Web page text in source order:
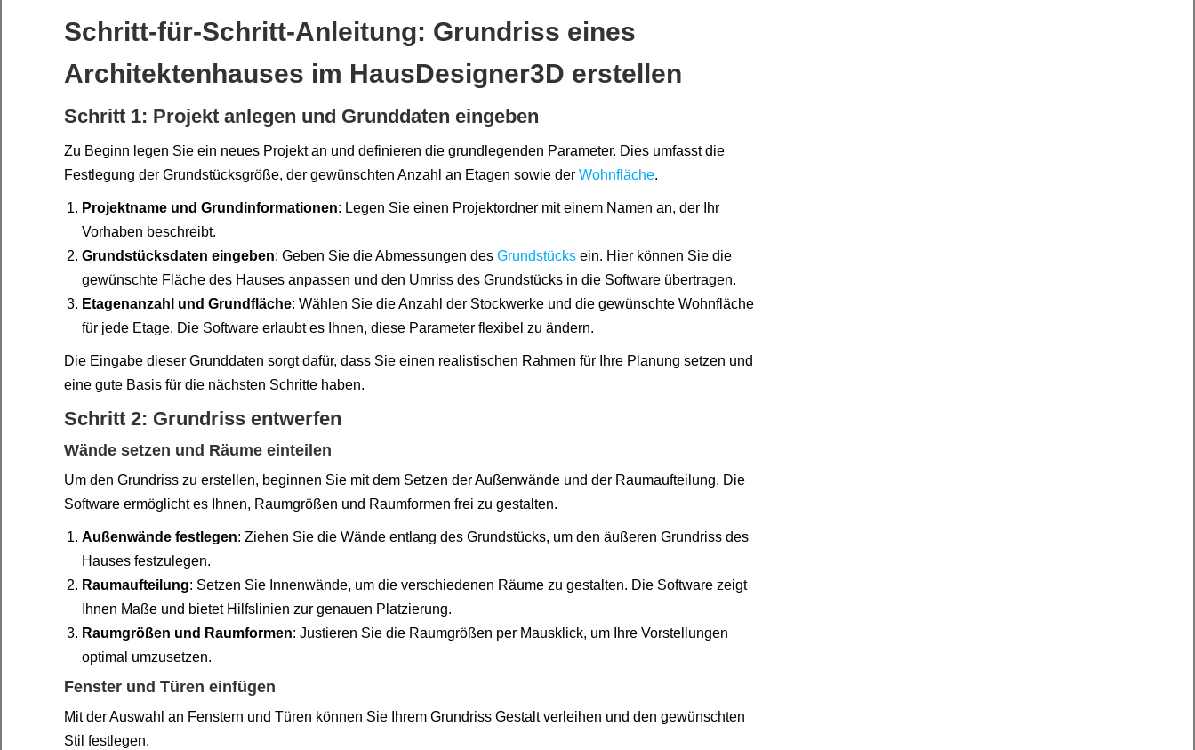
Schritt-für-Schritt-Anleitung: Grundriss eines
Architektenhauses im HausDesigner3D erstellen
Schritt 1: Projekt anlegen und Grunddaten eingeben
Zu Beginn legen Sie ein neues Projekt an und definieren die grundlegenden Parameter. Dies umfasst die
Festlegung der Grundstücksgröße, der gewünschten Anzahl an Etagen sowie der Wohnfläche.
Projektname und Grundinformationen: Legen Sie einen Projektordner mit einem Namen an, der Ihr
Vorhaben beschreibt.
Grundstücksdaten eingeben: Geben Sie die Abmessungen des Grundstücks ein. Hier können Sie die
gewünschte Fläche des Hauses anpassen und den Umriss des Grundstücks in die Software übertragen.
Etagenanzahl und Grundfläche: Wählen Sie die Anzahl der Stockwerke und die gewünschte Wohnfläche
für jede Etage. Die Software erlaubt es Ihnen, diese Parameter flexibel zu ändern.
Die Eingabe dieser Grunddaten sorgt dafür, dass Sie einen realistischen Rahmen für Ihre Planung setzen und
eine gute Basis für die nächsten Schritte haben.
Schritt 2: Grundriss entwerfen
Wände setzen und Räume einteilen
Um den Grundriss zu erstellen, beginnen Sie mit dem Setzen der Außenwände und der Raumaufteilung. Die
Software ermöglicht es Ihnen, Raumgrößen und Raumformen frei zu gestalten.
Außenwände festlegen: Ziehen Sie die Wände entlang des Grundstücks, um den äußeren Grundriss des
Hauses festzulegen.
Raumaufteilung: Setzen Sie Innenwände, um die verschiedenen Räume zu gestalten. Die Software zeigt
Ihnen Maße und bietet Hilfslinien zur genauen Platzierung.
Raumgrößen und Raumformen: Justieren Sie die Raumgrößen per Mausklick, um Ihre Vorstellungen
optimal umzusetzen.
Fenster und Türen einfügen
Mit der Auswahl an Fenstern und Türen können Sie Ihrem Grundriss Gestalt verleihen und den gewünschten
Stil festlegen.